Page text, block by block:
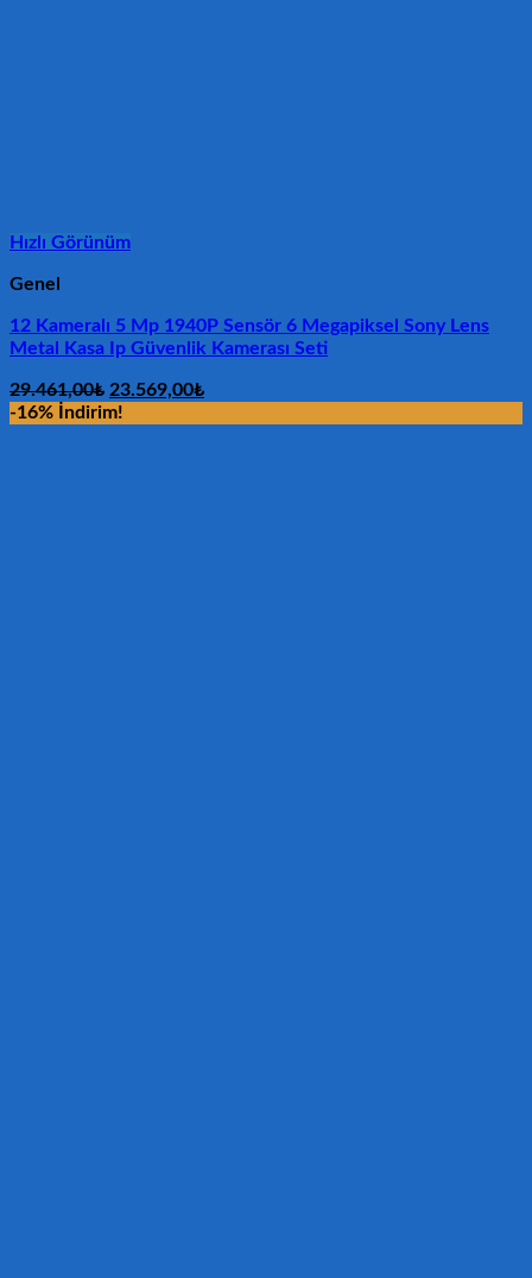
Hızlı Görünüm
Genel
12 Kameralı 5 Mp 1940P Sensör 6 Megapiksel Sony Lens
Metal Kasa Ip Güvenlik Kamerası Seti
29.461,00₺ Orijinal
fiyat:
23.569,00₺Şu
-16% İndirim!